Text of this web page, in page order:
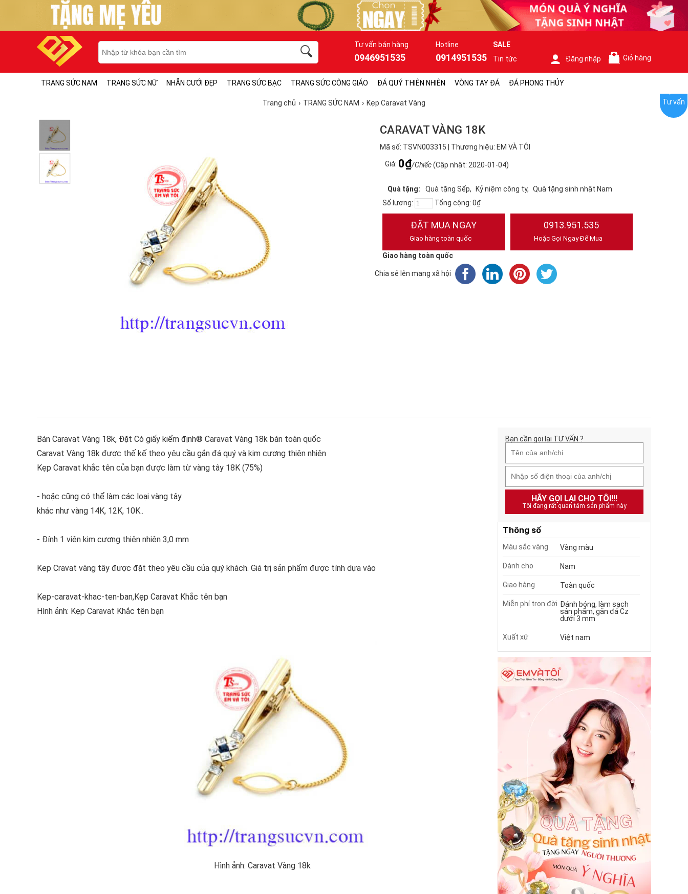
Tư vấn bán hàng
0946951535
Hotline
0914951535
SALE
Tin tức
Đăng nhập Giỏ hàng
TRANG SỨC NAM TRANG SỨC NỮ NHẪN CƯỚI ĐẸP TRANG SỨC BẠC TRANG SỨC CÔNG GIÁO ĐÁ QUÝ THIÊN NHIÊN VÒNG TAY ĐÁ ĐÁ PHONG THỦY
Trang chủ TRANG SỨC NAM Kẹp Caravat Vàng
CARAVAT VÀNG 18K
Mã số: TSVN003315 | Thương hiệu: EM VÀ TÔI
Giá: 0₫/Chiếc(Cập nhật: 2020-01-04)
Quà tặng: Quà tặng Sếp Kỷ niệm công ty
Quà tặng sinh nhật Nam
Số lượng:
Tổng cộng: 0₫
ĐẶT MUA NGAY
Giao hàng toàn quốc
0913.951.535
Hoặc Gọi Ngay Để Mua
Giao hàng toàn quốc
Chia sẻ lên mạng xã hội
Bán Caravat Vàng 18k, Đặt Có giấy kiểm định® Caravat Vàng 18k bán toàn quốc
Caravat Vàng 18k được thế kế theo yêu cầu gắn đá quý và kim cương thiên nhiên
Kẹp Caravat khắc tên của bạn được làm từ vàng tây 18K (75%)
- hoặc cũng có thể làm các loại vàng tây
khác như vàng 14K, 12K, 10K..
- Đính 1 viên kim cương thiên nhiên 3,0 mm
Kep Cravat vàng tây được đặt theo yêu cầu của quý khách. Giá trị sản phẩm được tính dựa vào
Kep-caravat-khac-ten-ban,Kẹp Caravat Khắc tên bạn
Hình ảnh: Kẹp Caravat Khắc tên bạn
Hình ảnh: Caravat Vàng 18k
Bạn cần gọi lại TƯ VẤN ?
HÃY GỌI LẠI CHO TÔI!!!
Tôi đang rất quan tâm sản phẩm này
Thông số
Màu sắc vàng Vàng màu
Dành cho Nam
Giao hàng Toàn quốc
Miễn phí trọn đời Đánh bóng, làm sạch
sản phẩm, gắn đá Cz
dưới 3 mm
Xuất xứ Việt nam
Tư vấn